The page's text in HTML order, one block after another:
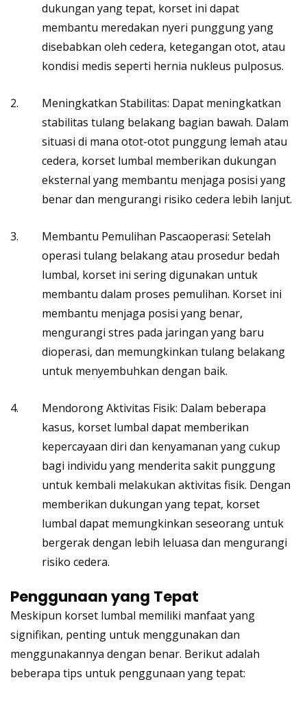
dukungan yang tepat, korset ini dapat
membantu meredakan nyeri punggung yang
disebabkan oleh cedera, ketegangan otot, atau
kondisi medis seperti hernia nukleus pulposus.
Meningkatkan Stabilitas: Dapat meningkatkan
stabilitas tulang belakang bagian bawah. Dalam
situasi di mana otot-otot punggung lemah atau
cedera, korset lumbal memberikan dukungan
eksternal yang membantu menjaga posisi yang
benar dan mengurangi risiko cedera lebih lanjut.
Membantu Pemulihan Pascaoperasi: Setelah
operasi tulang belakang atau prosedur bedah
lumbal, korset ini sering digunakan untuk
membantu dalam proses pemulihan. Korset ini
membantu menjaga posisi yang benar,
mengurangi stres pada jaringan yang baru
dioperasi, dan memungkinkan tulang belakang
untuk menyembuhkan dengan baik.
Mendorong Aktivitas Fisik: Dalam beberapa
kasus, korset lumbal dapat memberikan
kepercayaan diri dan kenyamanan yang cukup
bagi individu yang menderita sakit punggung
untuk kembali melakukan aktivitas fisik. Dengan
memberikan dukungan yang tepat, korset
lumbal dapat memungkinkan seseorang untuk
bergerak dengan lebih leluasa dan mengurangi
risiko cedera.
Penggunaan yang Tepat
Meskipun korset lumbal memiliki manfaat yang
signifikan, penting untuk menggunakan dan
menggunakannya dengan benar. Berikut adalah
beberapa tips untuk penggunaan yang tepat: